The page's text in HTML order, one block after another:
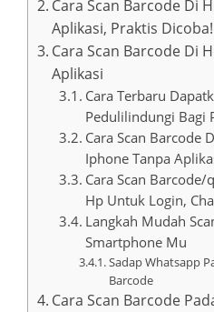
Cara Scan Barcode Di
Aplikasi, Praktis Dicoba!
Cara Scan Barcode Di
Aplikasi
Cara Terbaru
Pedulilindungi Bagi
Cara Scan Barcode
Iphone Tanpa
Cara Scan
Hp Untuk Login,
Langkah Mudah
Smartphone Mu
Sadap Whatsapp
Barcode
Cara Scan Barcode